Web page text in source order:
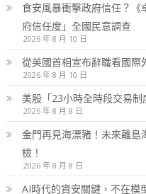
食安風暴衝擊政府信任？《
府信任度」全國民意調查
2026 年 8 月 10 日
從英國首相宣布辭職看國際
2026 年 8 月 10 日
美股「23小時全時段交易制
2026 年 8 月 8 日
金門再見海漂豬！未來離島
檢！
2026 年 8 月 8 日
AI時代的資安關鍵，不在模